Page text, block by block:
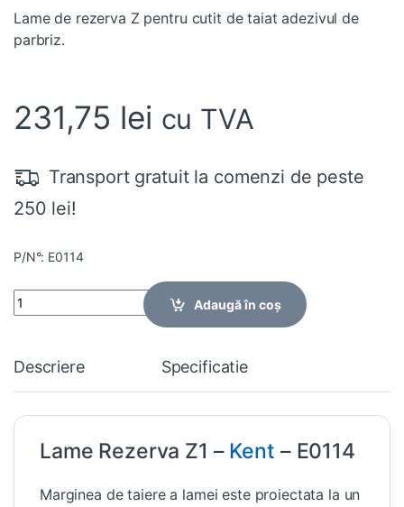
Lame de rezerva Z pentru cutit de taiat adezivul de
parbriz.
231,75 lei cu TVA
Transport gratuit la comenzi de peste
250 lei!
P/N°: E0114
Quantity
Adaugă în coș
Descriere Specificatie
Lame Rezerva Z1 – Kent – E0114
Marginea de taiere a lamei este proiectata la un